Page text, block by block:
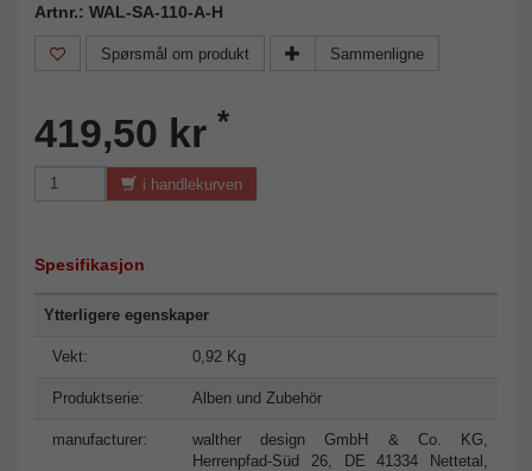
Artnr.: WAL-SA-110-A-H
Spørsmål om produkt Sammenligne
419,50 kr *
i handlekurven
Spesifikasjon
Ytterligere egenskaper
Vekt: 0,92 Kg
Produktserie: Alben und Zubehör
manufacturer:
walther design GmbH & Co. KG,
Herrenpfad-Süd 26, DE 41334 Nettetal,